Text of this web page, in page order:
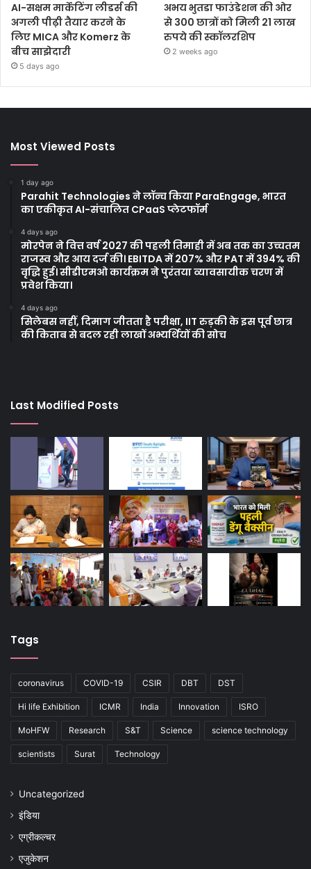
AI-सक्षम मार्केटिंग लीडर्स की
अगली पीढ़ी तैयार करने के
लिए MICA और Komerz के
बीच साझेदारी
5 days ago
अभय भुतडा फाउंडेशन की ओर
से 300 छात्रों को मिली 21 लाख
रुपये की स्कॉलरशिप
2 weeks ago
Most Viewed Posts
1 day ago
Parahit Technologies ने लॉन्च किया ParaEngage, भारत
का एकीकृत AI-संचालित CPaaS प्लेटफॉर्म
4 days ago
मोरपेन ने वित्त वर्ष 2027 की पहली तिमाही में अब तक का उच्चतम
राजस्व और आय दर्ज की। EBITDA में 207% और PAT में 394% की
वृद्धि हुई। सीडीएमओ कार्यक्रम ने पुरंतया व्यावसायीक चरण में
प्रवेश किया।
4 days ago
सिलेबस नहीं, दिमाग जीतता है परीक्षा, IIT रुड़की के इस पूर्व छात्र
की किताब से बदल रही लाखों अभ्यर्थियों की सोच
Last Modified Posts
Tags
coronavirus COVID-19 CSIR DBT DST
Hi life Exhibition ICMR India Innovation ISRO
MoHFW Research S&T Science science technology
scientists Surat Technology
Uncategorized
इंडिया
एग्रीकल्चर
एजुकेशन